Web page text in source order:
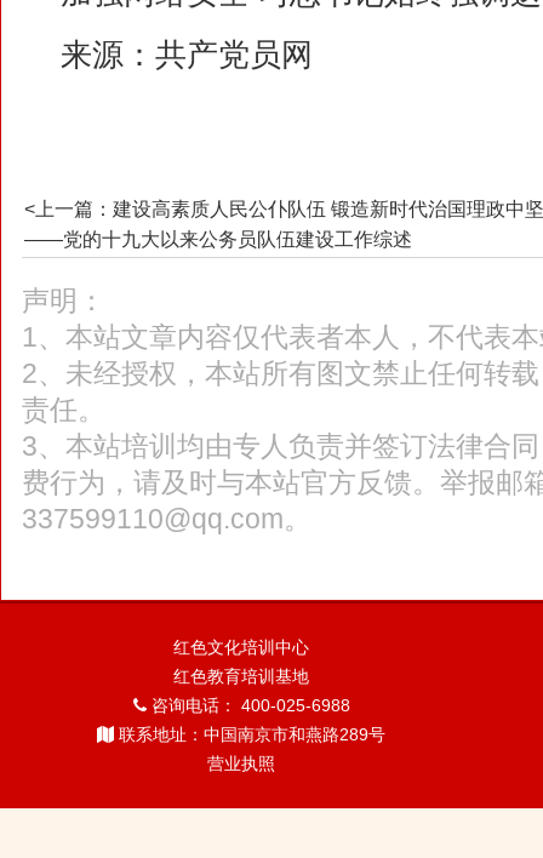
来源： 共产党员网
<上一篇：建设高素质人民公仆队伍 锻造新时代治国理政中
——党的十九大以来公务员队伍建设工作综述
声明：
1、本站文章内容仅代表者本人，不代表
2、未经授权，本站所有图文禁止任何转
责任。
3、本站培训均由专人负责并签订法律合
费行为，请及时与本站官方反馈。举报邮
337599110@qq.com。
红色文化培训中心
红色教育培训基地
咨询电话： 400-025-6988
联系地址：中国南京市和燕路289号
营业执照